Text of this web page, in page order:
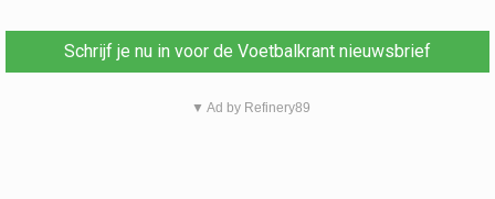
Schrijf je nu in voor de Voetbalkrant nieuwsbrief
▼ Ad by Refinery89